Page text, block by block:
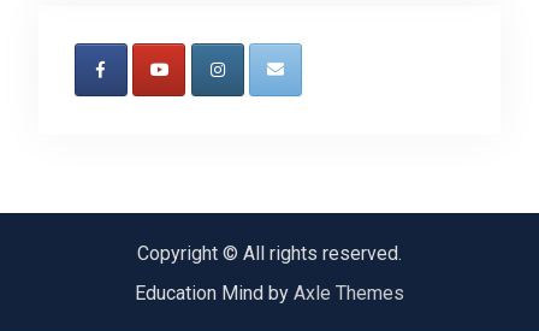
Copyright © All rights reserved.
Education Mind by Axle Themes